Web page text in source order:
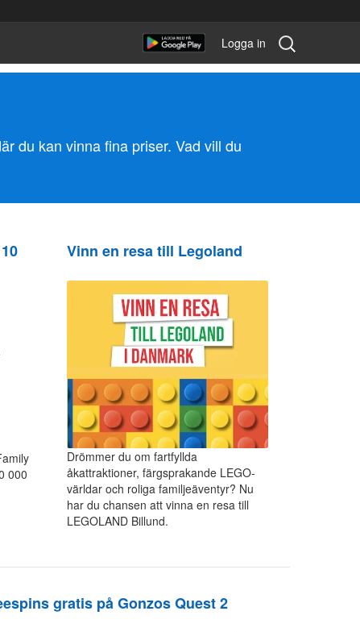
Logga in
Sök
tävling:
du kan vinna fina priser. Vad vill du
000
Vinn en resa till Legoland
Drömmer du om fartfyllda
åkattraktioner, färgsprakande LEGO-
världar och roliga familjeäventyr? Nu
har du chansen att vinna en resa till
LEGOLAND Billund.
gratis på Gonzos Quest 2